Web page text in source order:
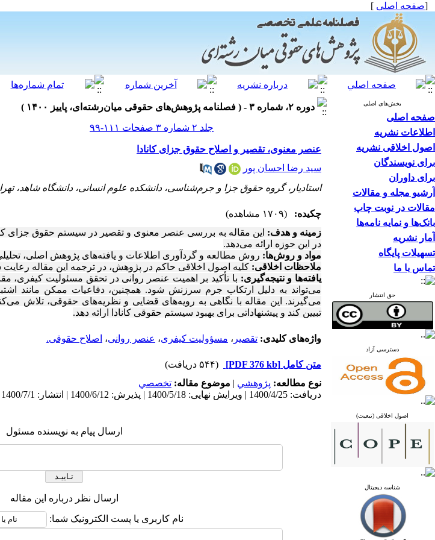
[صفحه اصلی ]
بخش‌های اصلی
صفحه اصلی
اطلاعات نشریه
اصول اخلاقی نشریه
برای نویسندگان
برای داوران
آرشیو مجله و مقالات
مقالات در نوبت چاپ
بانک‌ها و نمایه نامه‌ها
آمار نشریه
تسهیلات پایگاه
تماس با ما
حق انتشار
دسترسی آزاد
اصول اخلاقی (تبعیت)
شناسه دیجیتال
دوره ۲، شماره ۳ - ( فصلنامه پژوهش‌های حقوقی میان‌رشته‌ای، پاییز ۱۴۰۰ )
جلد ۲ شماره ۳ صفحات ۱۱۱-۹۹
عنصر معنوی، تقصیر و اصلاح حقوق جزای کانادا
سید رضا احسان پور
استادیار، گروه حقوق جزا و جرم‌شناسی، دانشکده علوم انسانی، دانشگاه شاهد،
چکیده:
(۱۷۰۹ مشاهده)
زمینه و هدف: این مقاله به بررسی عنصر معنوی و تقصیر در سیستم حقوق جزای
در این حوزه ارائه می‌دهد.
مواد و روش‌ها: روش مطالعه و گردآوری اطلاعات و یافته‌های پژوهش اصلی،
ملاحظات اخلاقی: کلیه اصول اخلاقی حاکم در پژوهش، در ترجمه این مقاله
یافته‌ها و نتیجه‌گیری: با تأکید بر اهمیت عنصر روانی در تحقق مسئولیت کیفری،
می‌تواند به دلیل ارتکاب جرم سرزنش شود. همچنین، دفاعیات ممکن مانند
می‌گیرند. این مقاله با نگاهی به رویه‌های قضایی و نظریه‌های حقوقی، تلاش
تبیین کند و پیشنهاداتی برای بهبود سیستم حقوقی کانادا ارائه دهد.
واژه‌های کلیدی: تقصیر ، مسؤولیت کیفری، عنصر روانی، اصلاح حقوقی.
متن کامل [PDF 376 kb]
(۵۴۴ دریافت)
نوع مطالعه: پژوهشي | موضوع مقاله: تخصصي
دریافت: 1400/4/25 | ویرایش نهایی: 1400/5/18 | پذیرش: 1400/6/12 | انتشار: 1400/7/1
ارسال پیام به نویسنده مسئول
ارسال نظر درباره این مقاله
نام کاربری یا پست الکترونیک شما: